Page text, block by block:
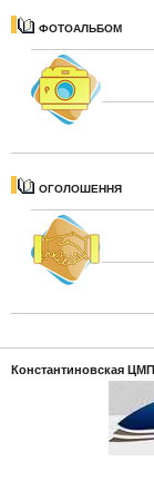
ФОТОАЛЬБОМ
ОГОЛОШЕННЯ
Константиновская